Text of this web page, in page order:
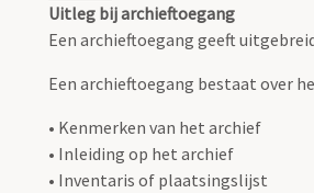
Uitleg bij archieftoegang
Een archieftoegang geeft
Een archieftoegang bestaat over
• Kenmerken van het archief
• Inleiding op het archief
• Inventaris of plaatsingslijst